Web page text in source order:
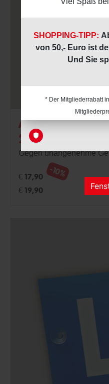
Anti-
200ml
Gegen unangenehme
€ 17,90 -10%
€ 19,90